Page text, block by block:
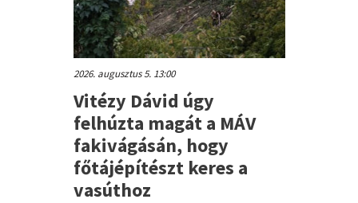
2026. augusztus 5. 13:00
Vitézy Dávid úgy
felhúzta magát a MÁV
fakivágásán, hogy
főtájépítészt keres a
vasúthoz